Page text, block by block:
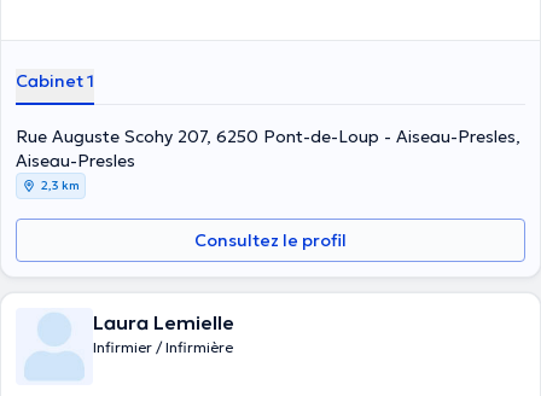
Cabinet 1
Rue Auguste Scohy 207, 6250 Pont-de-Loup - Aiseau-Presles,
Aiseau-Presles
2,3 km
Consultez le profil
Laura Lemielle
Infirmier / Infirmière